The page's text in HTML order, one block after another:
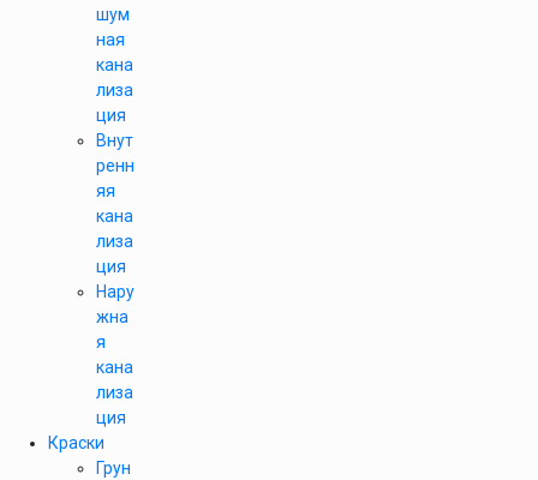
шум
ная
кана
лиза
ция
Внут
ренн
яя
кана
лиза
ция
Нару
жна
я
кана
лиза
ция
Краски
Грун